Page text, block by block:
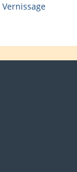
Vernissage